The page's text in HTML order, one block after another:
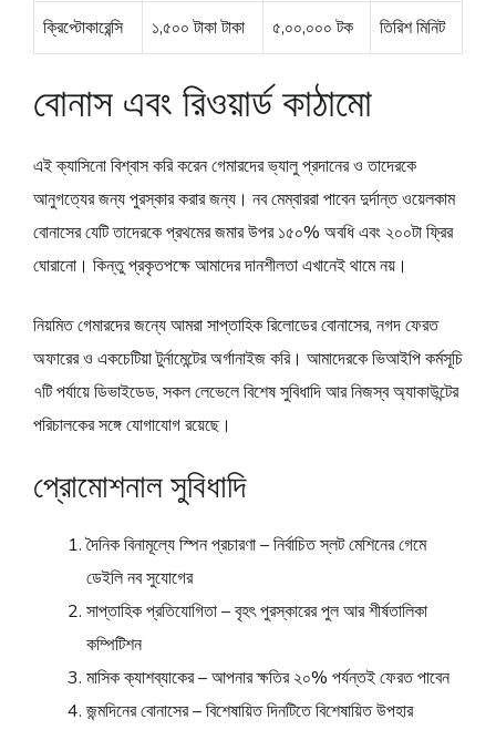
ক্রিপ্টোকারেন্সি ১,৫০০ টাকা টাকা ৫,০০,০০০ টক তিরিশ মিনিট
বোনাস এবং রিওয়ার্ড কাঠামো
এই ক্যাসিনো বিশ্বাস করি করেন গেমারদের ভ্যালু প্রদানের ও তাদেরকে
আনুগত্যের জন্য পুরস্কার করার জন্য। নব মেম্বাররা পাবেন দুর্দান্ত ওয়েলকাম
বোনাসের যেটি তাদেরকে প্রথমের জমার উপর ১৫০% অবধি এবং ২০০টা ফ্রির
ঘোরানো। কিন্তু প্রকৃতপক্ষে আমাদের দানশীলতা এখানেই থামে নয়।
নিয়মিত গেমারদের জন্যে আমরা সাপ্তাহিক রিলোডের বোনাসের, নগদ ফেরত
অফারের ও একচেটিয়া টুর্নামেন্টের অর্গানাইজ করি। আমাদেরকে ভিআইপি কর্মসূচি
৭টি পর্যায়ে ডিভাইডেড, সকল লেভেলে বিশেষ সুবিধাদি আর নিজস্ব অ্যাকাউন্টের
পরিচালকের সঙ্গে যোগাযোগ রয়েছে।
প্রোমোশনাল সুবিধাদি
দৈনিক বিনামূল্যে স্পিন প্রচারণা – নির্বাচিত স্লট মেশিনের গেমে
ডেইলি নব সুযোগের
সাপ্তাহিক প্রতিযোগিতা – বৃহৎ পুরস্কারের পুল আর শীর্ষতালিকা
কম্পিটিশন
মাসিক ক্যাশব্যাকের – আপনার ক্ষতির ২০% পর্যন্তই ফেরত পাবেন
জন্মদিনের বোনাসের – বিশেষায়িত দিনটিতে বিশেষায়িত উপহার